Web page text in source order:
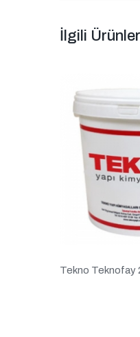
İlgili Ürünler
Tekno Teknofay